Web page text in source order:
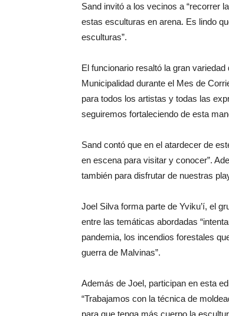
Sand invitó a los vecinos a “recorrer
estas esculturas en arena. Es lindo
esculturas”.
El funcionario resaltó la gran
Municipalidad durante el Mes de
para todos los artistas y todas las
seguiremos fortaleciendo de esta
Sand contó que en el atardecer de
en escena para visitar y conocer”.
también para disfrutar de nuestras
Joel Silva forma parte de Yviku’í, el
entre las temáticas abordadas
pandemia, los incendios forestales
guerra de Malvinas”.
Además de Joel, participan en esta
“Trabajamos con la técnica de
para que tenga más cuerpo la